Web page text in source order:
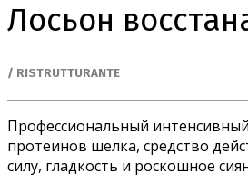
Лосьон
/ RISTRUTTURANTE
Профессиональный
протеинов шелка, средство
силу, гладкость и роскошное